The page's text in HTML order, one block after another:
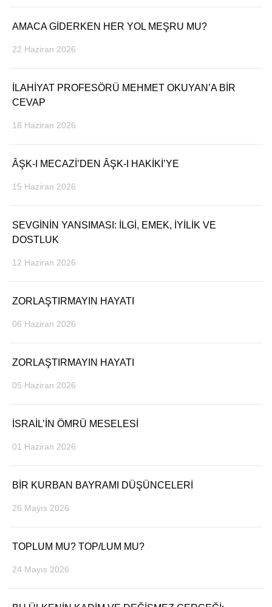
AMACA GİDERKEN HER YOL MEŞRU MU?
22 Haziran 2026
İLAHİYAT PROFESÖRÜ MEHMET OKUYAN’A BİR
CEVAP
18 Haziran 2026
ÂŞK-I MECAZİ’DEN ÂŞK-I HAKİKİ’YE
15 Haziran 2026
SEVGİNİN YANSIMASI: İLGİ, EMEK, İYİLİK VE
DOSTLUK
12 Haziran 2026
ZORLAŞTIRMAYIN HAYATI
06 Haziran 2026
ZORLAŞTIRMAYIN HAYATI
05 Haziran 2026
İSRAİL’İN ÖMRÜ MESELESİ
01 Haziran 2026
BİR KURBAN BAYRAMI DÜŞÜNCELERİ
26 Mayıs 2026
TOPLUM MU? TOP/LUM MU?
24 Mayıs 2026